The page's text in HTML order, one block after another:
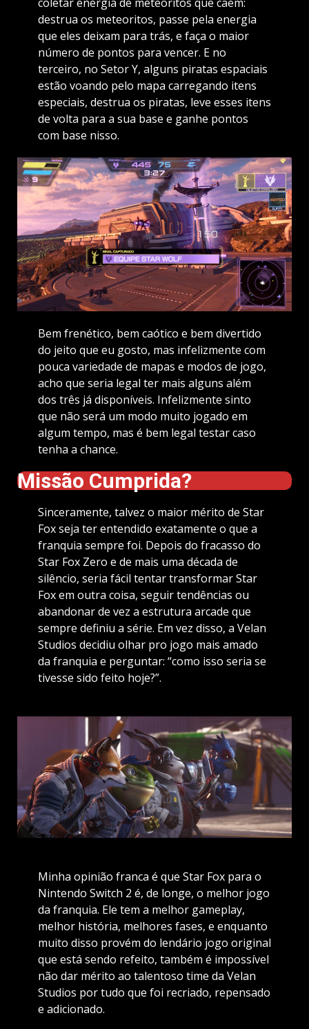
destrua os meteoritos, passe pela energia
que eles deixam para trás, e faça o maior
número de pontos para vencer. E no
terceiro, no Setor Y, alguns piratas espaciais
estão voando pelo mapa carregando itens
especiais, destrua os piratas, leve esses itens
de volta para a sua base e ganhe pontos
com base nisso.
Bem frenético, bem caótico e bem divertido
do jeito que eu gosto, mas infelizmente com
pouca variedade de mapas e modos de jogo,
acho que seria legal ter mais alguns além
dos três já disponíveis. Infelizmente sinto
que não será um modo muito jogado em
algum tempo, mas é bem legal testar caso
tenha a chance.
Missão Cumprida?
Sinceramente, talvez o maior mérito de Star
Fox seja ter entendido exatamente o que a
franquia sempre foi. Depois do fracasso do
Star Fox Zero e de mais uma década de
silêncio, seria fácil tentar transformar Star
Fox em outra coisa, seguir tendências ou
abandonar de vez a estrutura arcade que
sempre definiu a série. Em vez disso, a Velan
Studios decidiu olhar pro jogo mais amado
da franquia e perguntar: “como isso seria se
tivesse sido feito hoje?”.
Minha opinião franca é que Star Fox para o
Nintendo Switch 2 é, de longe, o melhor jogo
da franquia. Ele tem a melhor gameplay,
melhor história, melhores fases, e enquanto
muito disso provém do lendário jogo original
que está sendo refeito, também é impossível
não dar mérito ao talentoso time da Velan
Studios por tudo que foi recriado, repensado
e adicionado.